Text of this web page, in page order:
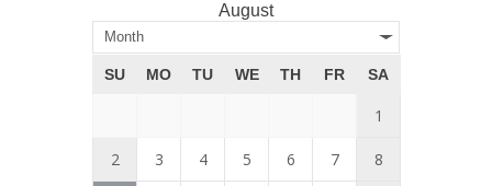
August
Month
SU MO TU WE TH FR SA
1
2 3 4 5 6 7 8